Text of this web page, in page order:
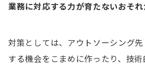
業務に対応する力が育たないおそれ
対策としては、アウトソーシング
する機会をこまめに作ったり、技